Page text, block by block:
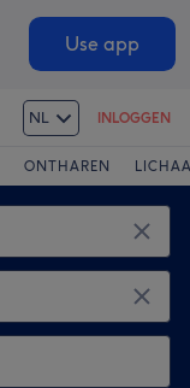
Use app
NL INLOGGEN
ONTHAREN